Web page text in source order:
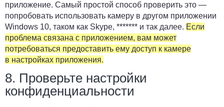
приложение. Самый простой способ проверить это —
попробовать использовать камеру в другом приложении
Windows 10, таком как Skype, ******* и так далее. Если
проблема связана с приложением, вам может
потребоваться предоставить ему доступ к камере
в настройках приложения.
8. Проверьте настройки
конфиденциальности